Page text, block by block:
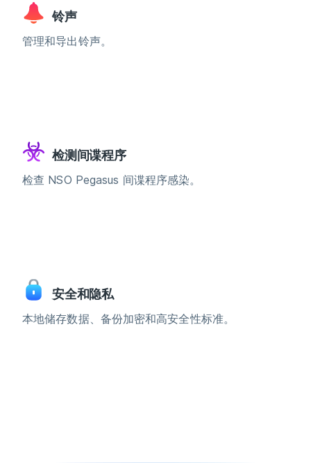
铃声
管理和导出铃声。
检测间谍程序
检查 NSO Pegasus 间谍程序感染。
安全和隐私
本地储存数据、备份加密和高安全性标准。